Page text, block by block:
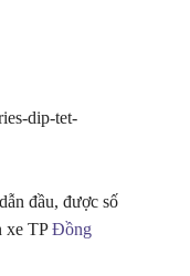
dip-tet-
đầu, được số
xe TPĐồng